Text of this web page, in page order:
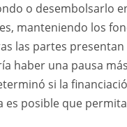
o desembolsarlo
manteniendo los
las partes
haber una pausa
si la
es posible que